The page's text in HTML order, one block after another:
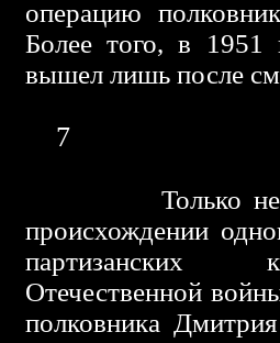
операцию
Более того, в
вышел лишь после
7
Только
происхождении
партизанских
Отечественной
полковника